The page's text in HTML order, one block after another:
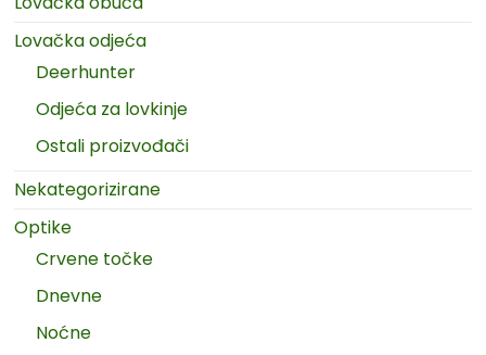
Lovačka odjeća
Deerhunter
Odjeća za lovkinje
Ostali proizvođači
Nekategorizirane
Optike
Crvene točke
Dnevne
Noćne